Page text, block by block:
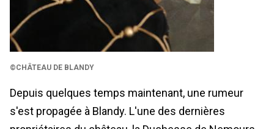
©CHÂTEAU DE BLANDY
Depuis quelques temps maintenant, une rumeur
s'est propagée à Blandy. L'une des dernières